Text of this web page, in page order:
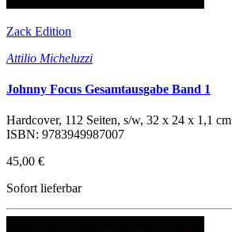
Zack Edition
Attilio Micheluzzi
Johnny Focus Gesamtausgabe Band 1
Hardcover, 112 Seiten, s/w, 32 x 24 x 1,1 cm
ISBN: 9783949987007
45,00 €
Sofort lieferbar